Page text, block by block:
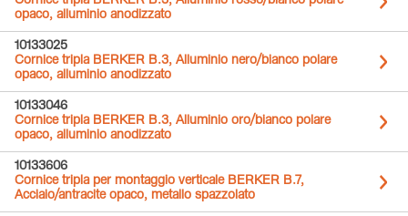
opaco, alluminio anodizzato
10133025
Cornice tripla BERKER B.3, Alluminio nero/bianco polare
opaco, alluminio anodizzato
10133046
Cornice tripla BERKER B.3, Alluminio oro/bianco polare
opaco, alluminio anodizzato
10133606
Cornice tripla per montaggio verticale BERKER B.7,
Acciaio/antracite opaco, metallo spazzolato